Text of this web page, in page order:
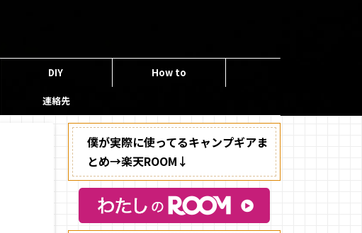
DIY How to
連絡先
僕が実際に使ってるキャンプギアま
とめ→楽天ROOM↓